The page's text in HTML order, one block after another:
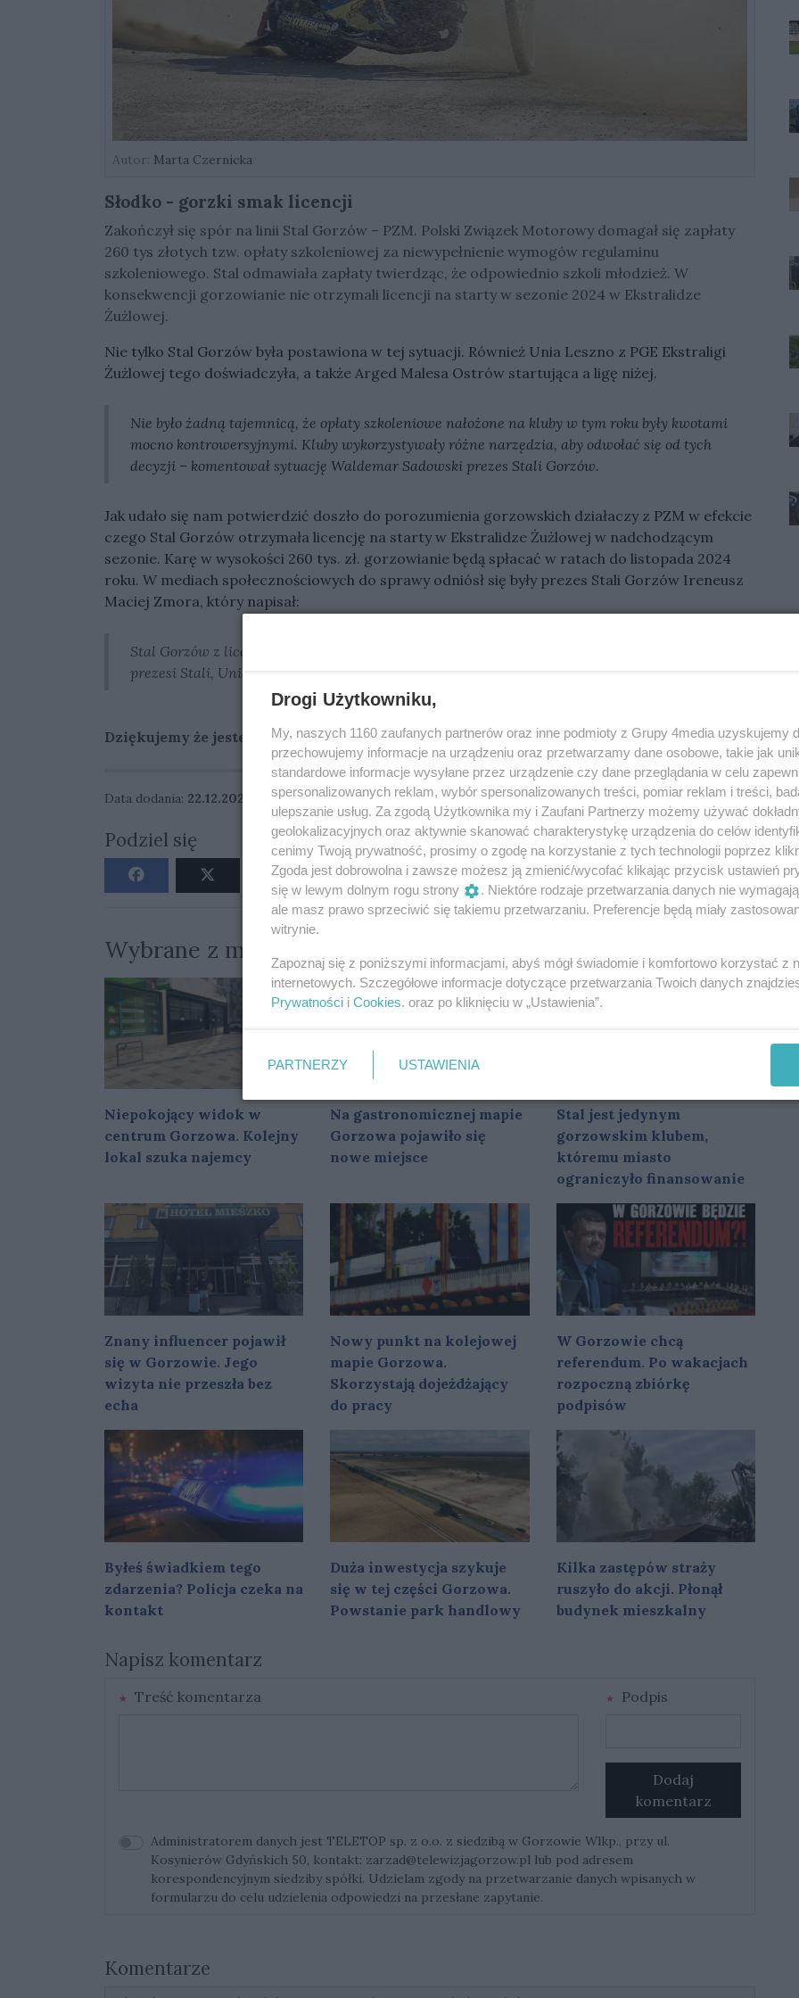
Autor: Marta Czernicka
Słodko - gorzki smak licencji
Zakończył się spór na linii Stal Gorzów – PZM. Polski Związek Motorowy domagał się zapłaty
260 tys złotych tzw. opłaty szkoleniowej za niewypełnienie wymogów regulaminu
szkoleniowego. Stal odmawiała zapłaty twierdząc, że odpowiednio szkoli młodzież. W
konsekwencji gorzowianie nie otrzymali licencji na starty w sezonie 2024 w Ekstralidze
Żużlowej.
Nie tylko Stal Gorzów była postawiona w tej sytuacji. Również Unia Leszno z PGE Ekstraligi
Żużlowej tego doświadczyła, a także Arged Malesa Ostrów startująca a ligę niżej.
Nie było żadną tajemnicą, że opłaty szkoleniowe nałożone na kluby w tym roku były kwotami
mocno kontrowersyjnymi. Kluby wykorzystywały różne narzędzia, aby odwołać się od tych
decyzji – komentował sytuację Waldemar Sadowski prezes Stali Gorzów.
Jak udało się nam potwierdzić doszło do porozumienia gorzowskich działaczy z PZM w efekcie
czego Stal Gorzów otrzymała licencję na starty w Ekstralidze Żużlowej w nadchodzącym
sezonie. Karę w wysokości 260 tys. zł. gorzowianie będą spłacać w ratach do listopada 2024
roku. W mediach społecznościowych do sprawy odniósł się były prezes Stali Gorzów Ireneusz
Maciej Zmora, który napisał:
Stal Gorzów z licencją na sezon 2024. Z jednej strony prezent dla kibiców, z drugiej strony
prezesi Stali, Unia Leszno TŻ Ostrovia z połamanymi kręgosłupami przez PZM
Dziękujemy że jesteś z nami
Data dodania: 22.12.2023 17:39
Podziel się Oceń
0 0
Wybrane z miesiąca
Niepokojący widok w
centrum Gorzowa. Kolejny
lokal szuka najemcy
Na gastronomicznej mapie
Gorzowa pojawiło się
nowe miejsce
Stal jest jedynym
gorzowskim klubem,
któremu miasto
ograniczyło finansowanie
Znany influencer pojawił
się w Gorzowie. Jego
wizyta nie przeszła bez
echa
Nowy punkt na kolejowej
mapie Gorzowa.
Skorzystają dojeżdżający
do pracy
W Gorzowie chcą
referendum. Po wakacjach
rozpoczną zbiórkę
podpisów
Byłeś świadkiem tego
zdarzenia? Policja czeka na
kontakt
Duża inwestycja szykuje
się w tej części Gorzowa.
Powstanie park handlowy
Kilka zastępów straży
ruszyło do akcji. Płonął
budynek mieszkalny
Napisz komentarz
Treść komentarza Podpis
Dodaj
komentarz
Administratorem danych jest TELETOP sp. z o.o. z siedzibą w Gorzowie Wlkp., przy ul.
Kosynierów Gdyńskich 50, kontakt: zarzad@telewizjagorzow.pl lub pod adresem
korespondencyjnym siedziby spółki. Udzielam zgody na przetwarzanie danych wpisanych w
formularzu do celu udzielenia odpowiedzi na przesłane zapytanie.
Komentarze
Drogi Użytkowniku,
My, naszych 1160 zaufanych partnerów oraz inne podmioty z Grupy 4media uzyskujemy
przechowujemy informacje na urządzeniu oraz przetwarzamy dane osobowe, takie jak
standardowe informacje wysyłane przez urządzenie czy dane przeglądania w celu
spersonalizowanych reklam, wybór spersonalizowanych treści, pomiar reklam i treści,
ulepszanie usług. Za zgodą Użytkownika my i Zaufani Partnerzy możemy używać
geolokalizacyjnych oraz aktywnie skanować charakterystykę urządzenia do celów
cenimy Twoją prywatność, prosimy o zgodę na korzystanie z tych technologii poprzez
Zgoda jest dobrowolna i zawsze możesz ją zmienić/wycofać klikając przycisk ustawień
się w lewym dolnym rogu strony
. Niektóre rodzaje przetwarzania danych nie
ale masz prawo sprzeciwić się takiemu przetwarzaniu. Preferencje będą miały
witrynie.
Zapoznaj się z poniższymi informacjami, abyś mógł świadomie i komfortowo korzystać z
internetowych. Szczegółowe informacje dotyczące przetwarzania Twoich danych
Prywatności i Cookies. oraz po kliknięciu w „Ustawienia”.
PARTNERZY USTAWIENIA